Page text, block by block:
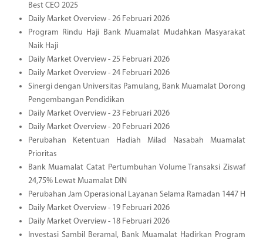
Best CEO 2025
Daily Market Overview - 26 Februari 2026
Program Rindu Haji Bank Muamalat Mudahkan Masyarakat
Naik Haji
Daily Market Overview - 25 Februari 2026
Daily Market Overview - 24 Februari 2026
Sinergi dengan Universitas Pamulang, Bank Muamalat Dorong
Pengembangan Pendidikan
Daily Market Overview - 23 Februari 2026
Daily Market Overview - 20 Februari 2026
Perubahan Ketentuan Hadiah Milad Nasabah Muamalat
Prioritas
Bank Muamalat Catat Pertumbuhan Volume Transaksi Ziswaf
24,75% Lewat Muamalat DIN
Perubahan Jam Operasional Layanan Selama Ramadan 1447 H
Daily Market Overview - 19 Februari 2026
Daily Market Overview - 18 Februari 2026
Investasi Sambil Beramal, Bank Muamalat Hadirkan Program